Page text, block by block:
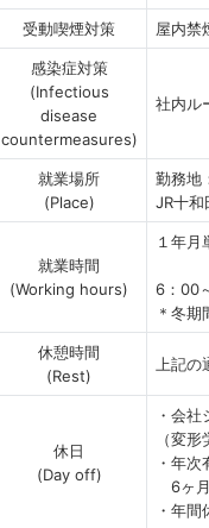
受動喫煙対策 屋内禁
感染症対策
(Infectious
disease
countermeasures)
社内ル
就業場所
(Place)
勤務地
JR十
就業時間
(Working hours)
１年月
6：00
＊冬
休憩時間
(Rest)
上記の
休日
(Day off)
・会
（変
・年次
6ヶ月
・年